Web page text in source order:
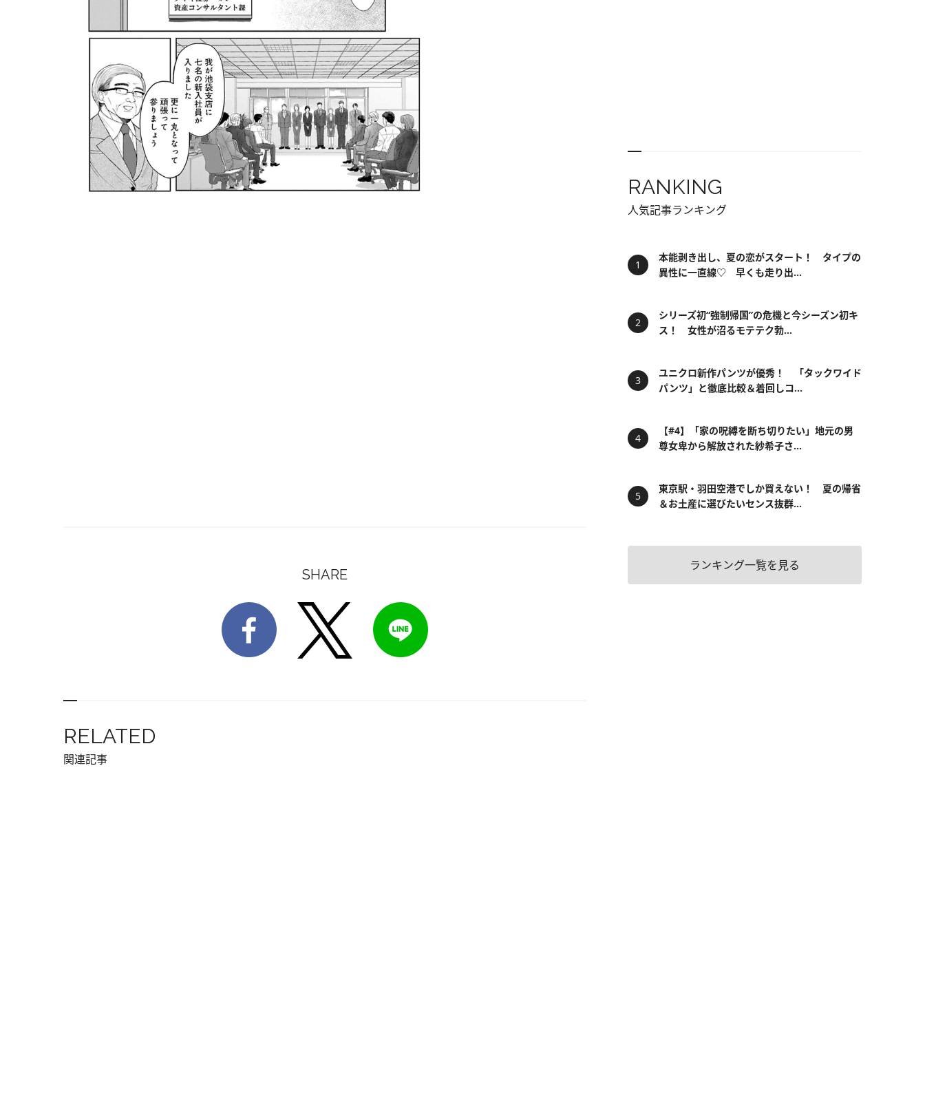
SHARE
RELATED
関連記事
RANKING
人気記事ランキング
本能剥き出し、夏の恋がスタート！ タイプの
異性に一直線♡ 早くも走り出...
シリーズ初“強制帰国”の危機と今シーズン初キ
ス！ 女性が沼るモテテク勃...
ユニクロ新作パンツが優秀！ 「タックワイド
パンツ」と徹底比較＆着回しコ...
【#4】「家の呪縛を断ち切りたい」地元の男
尊女卑から解放された紗希子さ...
東京駅・羽田空港でしか買えない！ 夏の帰省
＆お土産に選びたいセンス抜群...
ランキング一覧を見る